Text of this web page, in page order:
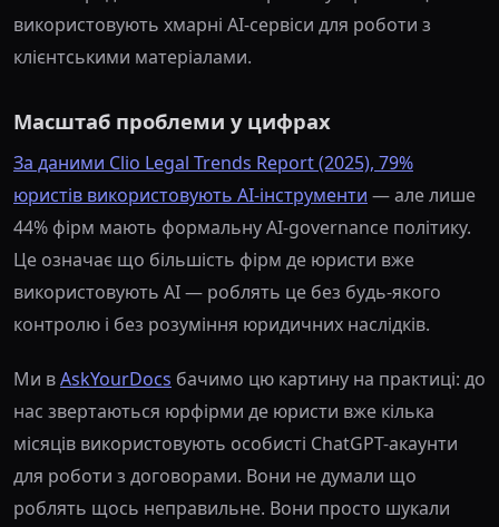
використовують хмарні AI-сервіси для роботи з
клієнтськими матеріалами.
Масштаб проблеми у цифрах
За даними Clio Legal Trends Report (2025), 79%
юристів використовують AI-інструменти — але лише
44% фірм мають формальну AI-governance політику.
Це означає що більшість фірм де юристи вже
використовують AI — роблять це без будь-якого
контролю і без розуміння юридичних наслідків.
Ми вAskYourDocs бачимо цю картину на практиці: до
нас звертаються юрфірми де юристи вже кілька
місяців використовують особисті ChatGPT-акаунти
для роботи з договорами. Вони не думали що
роблять щось неправильне. Вони просто шукали